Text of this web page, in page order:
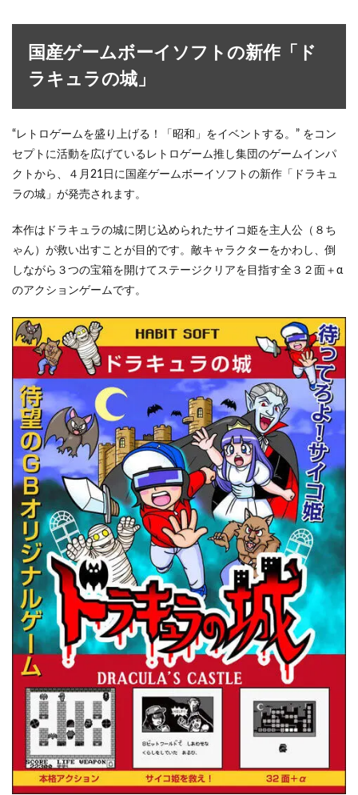
国産ゲームボーイソフトの新作「ド
ラキュラの城」
“レトロゲームを盛り上げる！「昭和」をイベントする。” をコン
セプトに活動を広げているレトロゲーム推し集団のゲームインパ
クトから、４月21日に国産ゲームボーイソフトの新作「ドラキュ
ラの城」が発売されます。
本作はドラキュラの城に閉じ込められたサイコ姫を主人公（８ち
ゃん）が救い出すことが目的です。敵キャラクターをかわし、倒
しながら３つの宝箱を開けてステージクリアを目指す全３２面＋α
のアクションゲームです。